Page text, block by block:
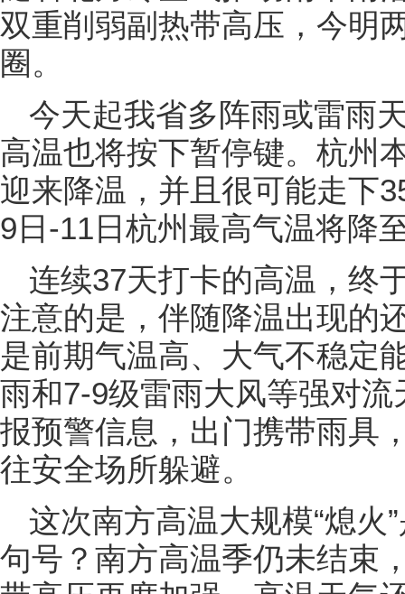
双重削弱副热带高压，今明
圈。
今天起我省多阵雨或雷雨
高温也将按下暂停键。杭州
迎来降温，并且很可能走下
9日-11日杭州最高气温将降
连续37天打卡的高温，终
注意的是，伴随降温出现的
是前期气温高、大气不稳定
雨和7-9级雷雨大风等强对
报预警信息，出门携带雨具
往安全场所躲避。
这次南方高温大规模“熄火
句号？南方高温季仍未结束